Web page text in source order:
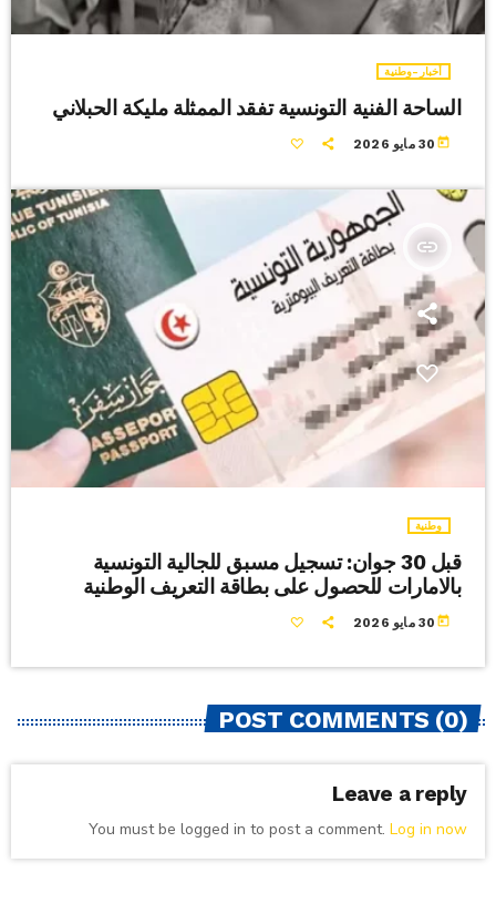
أخبار-وطنية
الساحة الفنية التونسية تفقد الممثلة مليكة الحبلاني
today 30 مايو 2026
insert_link
وطنية
قبل 30 جوان: تسجيل مسبق للجالية التونسية
بالامارات للحصول على بطاقة التعريف الوطنية
today 30 مايو 2026
POST COMMENTS (0)
Leave a reply
You must be logged in to post a comment. Log in now